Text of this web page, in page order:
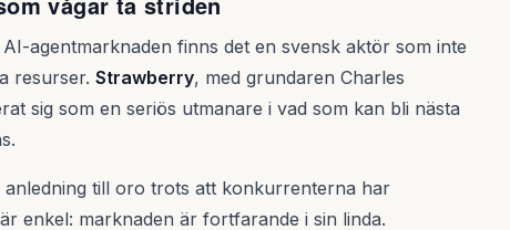
agentmarknaden finns det en svensk aktör som inte
resurser. Strawberry, med grundaren Charles
sig som en seriös utmanare i vad som kan bli nästa
anledning till oro trots att konkurrenterna har
enkel: marknaden är fortfarande i sin linda.